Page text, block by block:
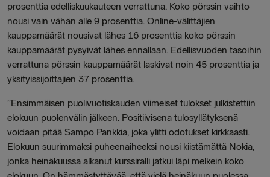
prosenttia edelliskuukauteen verrattuna. Koko pörssin vaihto
nousi vain vähän alle 9 prosenttia. Online-välittäjien
kauppamäärät nousivat lähes 16 prosenttia koko pörssin
kauppamäärät pysyivät lähes ennallaan. Edellisvuoden tasoihin
verrattuna pörssin kauppamäärät laskivat noin 45 prosenttia ja
yksityissijoittajien 37 prosenttia.
”Ensimmäisen puolivuotiskauden viimeiset tulokset julkistettiin
elokuun puolenvälin jälkeen. Positiivisena tulosyllätyksenä
voidaan pitää Sampo Pankkia, joka ylitti odotukset kirkkaasti.
Elokuun suurimmaksi puheenaiheeksi nousi kiistämättä Nokia,
jonka heinäkuussa alkanut kurssiralli jatkui läpi melkein koko